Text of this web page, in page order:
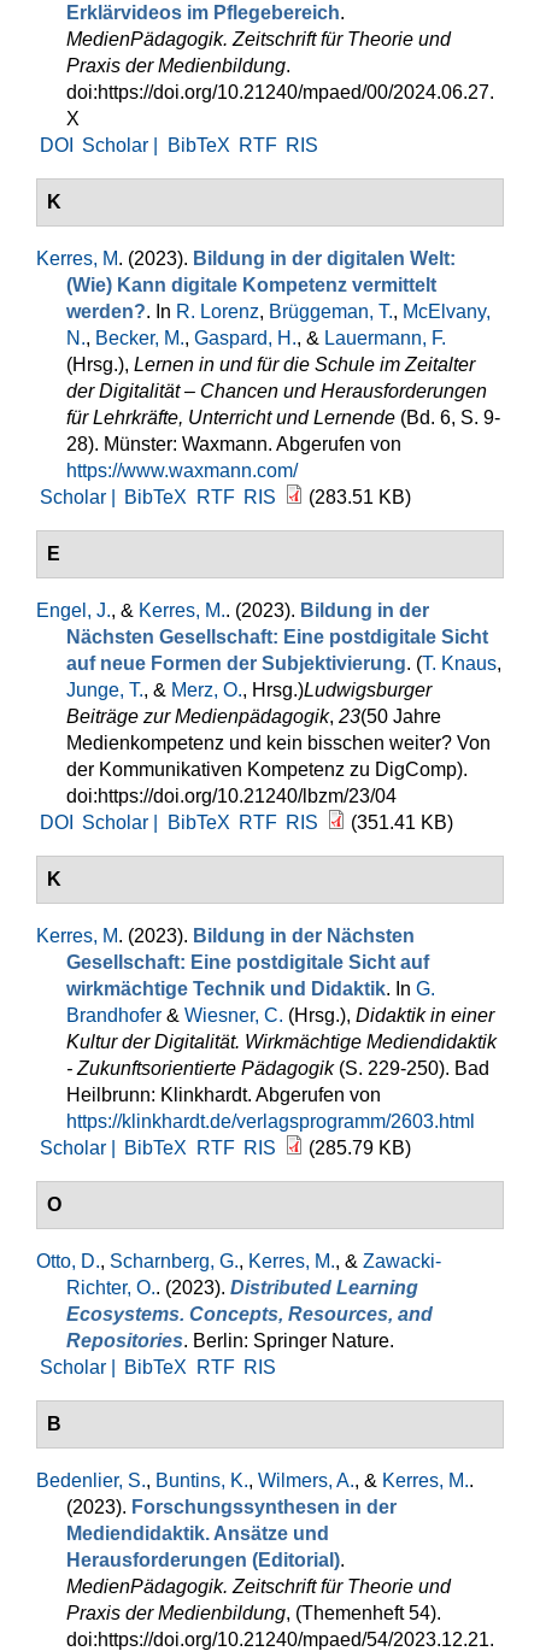
Erklärvideos im Pflegebereich.
MedienPädagogik. Zeitschrift für Theorie und
Praxis der Medienbildung.
doi:https://doi.org/10.21240/mpaed/00/2024.06.27.
X
DOI
Scholar | BibTeX RTF RIS
K
Kerres, M. (2023). Bildung in der digitalen Welt:
(Wie) Kann digitale Kompetenz vermittelt
werden?. In R. Lorenz, Brüggeman, T., McElvany,
N., Becker, M., Gaspard, H., & Lauermann, F.
(Hrsg.), Lernen in und für die Schule im Zeitalter
der Digitalität – Chancen und Herausforderungen
für Lehrkräfte, Unterricht und Lernende (Bd. 6, S. 9-
28). Münster: Waxmann. Abgerufen von
https://www.waxmann.com/
Scholar |
BibTeX RTF RIS (283.51 KB)
E
Engel, J., & Kerres, M.. (2023). Bildung in der
Nächsten Gesellschaft: Eine postdigitale Sicht
auf neue Formen der Subjektivierung. (T. Knaus,
Junge, T., & Merz, O., Hrsg.)Ludwigsburger
Beiträge zur Medienpädagogik, 23(50 Jahre
Medienkompetenz und kein bisschen weiter? Von
der Kommunikativen Kompetenz zu DigComp).
doi:https://doi.org/10.21240/lbzm/23/04
DOI
Scholar | BibTeX RTF RIS (351.41 KB)
K
Kerres, M. (2023). Bildung in der Nächsten
Gesellschaft: Eine postdigitale Sicht auf
wirkmächtige Technik und Didaktik. In G.
Brandhofer & Wiesner, C. (Hrsg.), Didaktik in einer
Kultur der Digitalität. Wirkmächtige Mediendidaktik
- Zukunftsorientierte Pädagogik(S. 229-250). Bad
Heilbrunn: Klinkhardt. Abgerufen von
https://klinkhardt.de/verlagsprogramm/2603.html
Scholar |
BibTeX RTF RIS (285.79 KB)
O
Otto, D., Scharnberg, G., Kerres, M., & Zawacki-
Richter, O.. (2023). Distributed Learning
Ecosystems. Concepts, Resources, and
Repositories. Berlin: Springer Nature.
Scholar |
BibTeX RTF RIS
B
Bedenlier, S., Buntins, K., Wilmers, A., & Kerres, M..
(2023). Forschungssynthesen in der
Mediendidaktik. Ansätze und
Herausforderungen (Editorial).
MedienPädagogik. Zeitschrift für Theorie und
Praxis der Medienbildung, (Themenheft 54).
doi:https://doi.org/10.21240/mpaed/54/2023.12.21.